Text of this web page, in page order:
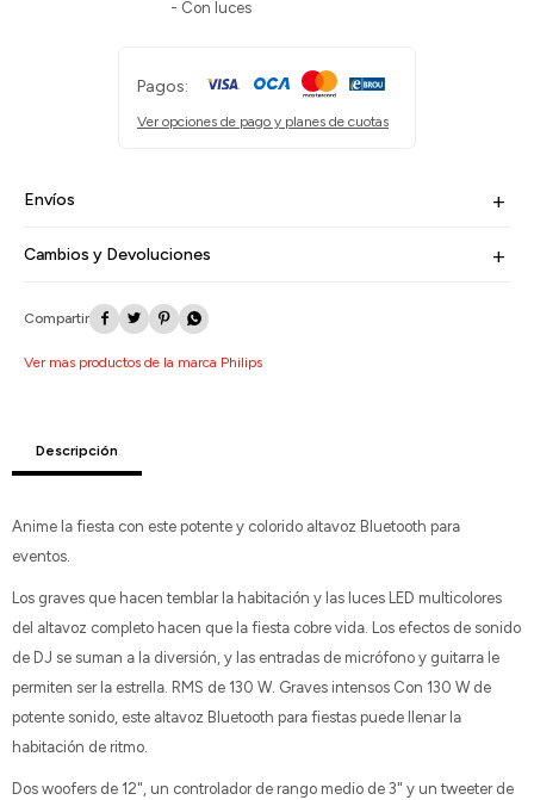
- Con luces
Pagos:
Ver opciones de pago y planes de cuotas
Envíos
Cambios y Devoluciones
   
Ver mas productos de la marca Philips
Descripción
Anime la fiesta con este potente y colorido altavoz Bluetooth para
eventos.
Los graves que hacen temblar la habitación y las luces LED multicolores
del altavoz completo hacen que la fiesta cobre vida. Los efectos de sonido
de DJ se suman a la diversión, y las entradas de micrófono y guitarra le
permiten ser la estrella. RMS de 130 W. Graves intensos Con 130 W de
potente sonido, este altavoz Bluetooth para fiestas puede llenar la
habitación de ritmo.
Dos woofers de 12", un controlador de rango medio de 3" y un tweeter de